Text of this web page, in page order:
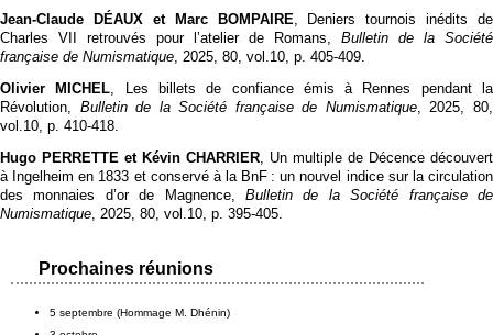
Jean-Claude DÉAUX et Marc BOMPAIRE, Deniers tournois inédits de
Charles VII retrouvés pour l’atelier de Romans, Bulletin de la Société
française de Numismatique, 2025, 80, vol.10, p. 405‑409.
Olivier MICHEL, Les billets de confiance émis à Rennes pendant la
Révolution, Bulletin de la Société française de Numismatique, 2025, 80,
vol.10, p. 410‑418.
Hugo PERRETTE et Kévin CHARRIER, Un multiple de Décence découvert
à Ingelheim en 1833 et conservé à la BnF : un nouvel indice sur la circulation
des monnaies d’or de Magnence, Bulletin de la Société française de
Numismatique, 2025, 80, vol.10, p. 395‑405.
Prochaines réunions
5 septembre (Hommage M. Dhénin)